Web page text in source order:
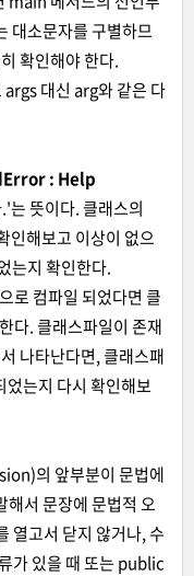
대소문자를 구별하므
확인해야 한다.
대신 arg와 같은 다
: Help
는 뜻이다. 클래스의
인해보고 이상이 없으
는지 확인한다.
로 컴파일 되었다면 클
다. 클래스파일이 존재
나타난다면, 클래스패
는지 다시 확인해보
의 앞부분이 문법에
해서 문장에 문법적 오
열고서 닫지 않거나, 수
가 있을 때 또는 public